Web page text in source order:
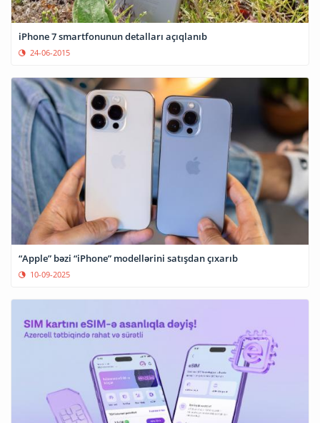
iPhone 7 smartfonunun detalları açıqlanıb
24-06-2015
“Apple” bəzi “iPhone” modellərini satışdan çıxarıb
10-09-2025